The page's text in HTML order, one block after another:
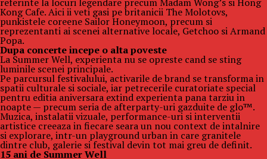
Kong Cafe. Aici ii veti gasi pe britanicii The Molotovs,
punkistele coreene Sailor Honeymoon, precum si
reprezentanti ai scenei alternative locale, Getchoo si Armand
Popa.
Dupa concerte incepe o alta poveste
La Summer Well, experienta nu se opreste cand se sting
luminile scenei principale.
Pe parcursul festivalului, activarile de brand se transforma in
spatii culturale si sociale, iar petrecerile curatoriate special
pentru editia aniversara extind experienta pana tarziu in
noapte — precum seria de afterparty-uri gazduite de glo™.
Muzica, instalatii vizuale, performance-uri si interventii
artistice creeaza in fiecare seara un nou context de intalnire
si explorare, intr-un playground urban in care granitele
dintre club, galerie si festival devin tot mai greu de definit.
15 ani de Summer Well